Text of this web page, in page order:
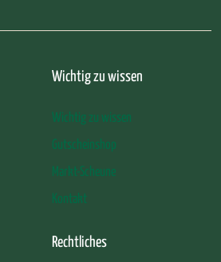
Wichtig zu wissen
Wichtig zu wissen
Gutscheinshop
Markt-Scheune
Kontakt
Rechtliches